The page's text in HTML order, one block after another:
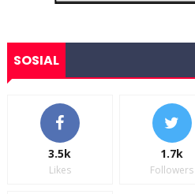
SOSIAL
3.5k
Likes
1.7k
Followers